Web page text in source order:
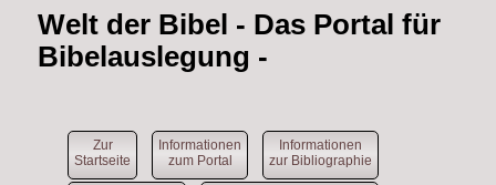
Welt der Bibel - Das Portal für
Bibelauslegung -
Zur
Startseite
Informationen
zum Portal
Informationen
zur Bibliographie